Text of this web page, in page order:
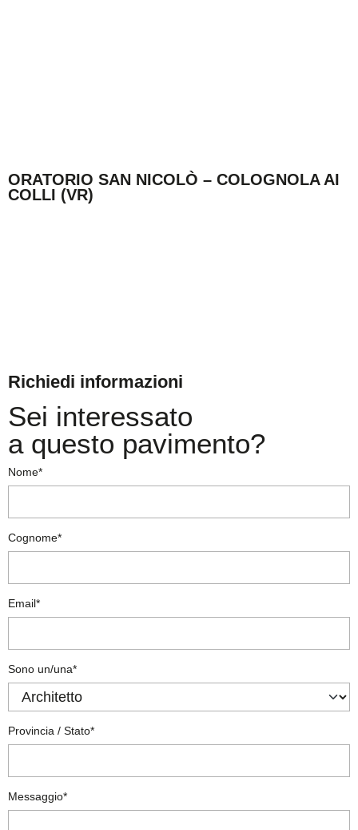
ORATORIO SAN NICOLÒ – COLOGNOLA AI
COLLI (VR)
Richiedi informazioni
Sei interessato
a questo pavimento?
Nome*
Cognome*
Email*
Sono un/una*
Provincia / Stato*
Messaggio*